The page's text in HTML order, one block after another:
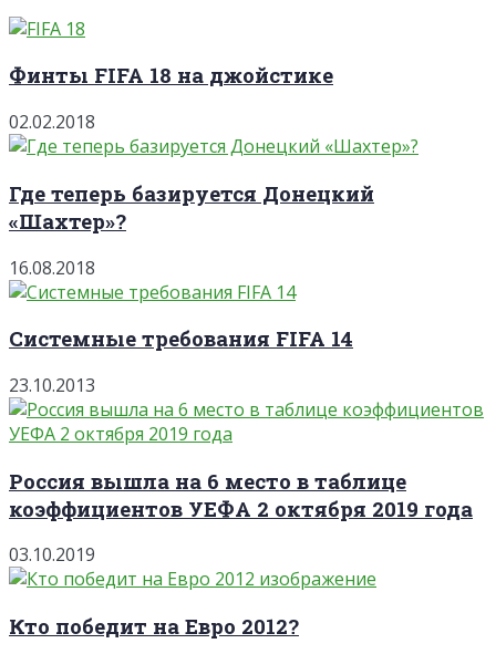
Финты FIFA 18 на джойстике
02.02.2018
Где теперь базируется Донецкий
«Шахтер»?
16.08.2018
Системные требования FIFA 14
23.10.2013
Россия вышла на 6 место в таблице
коэффициентов УЕФА 2 октября 2019 года
03.10.2019
Кто победит на Евро 2012?